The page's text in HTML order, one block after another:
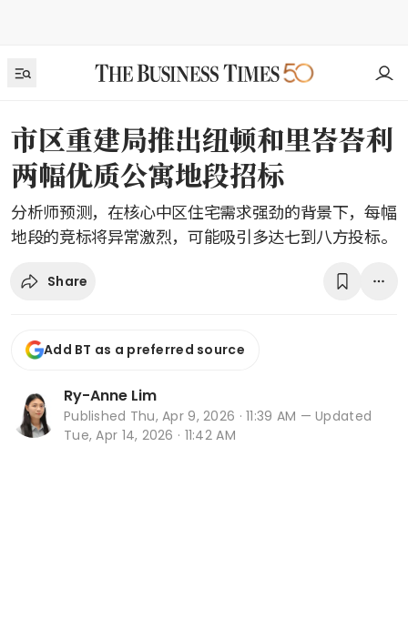
市区重建局推出纽顿和里峇峇利
两幅优质公寓地段招标
分析师预测，在核心中区住宅需求强劲的背景下，每幅
地段的竞标将异常激烈，可能吸引多达七到八方投标。
Share
Add BT as a preferred source
Ry-Anne Lim
Published Thu, Apr 9, 2026 · 11:39 AM — Updated
Tue, Apr 14, 2026 · 11:42 AM